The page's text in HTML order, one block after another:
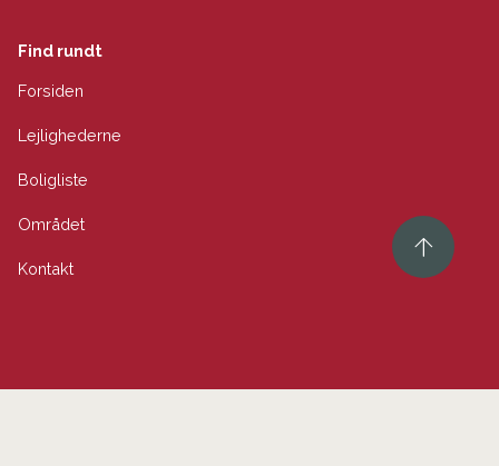
Find rundt
Forsiden
Lejlighederne
Boligliste
Området
Kontakt